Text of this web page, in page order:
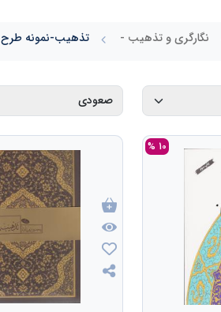
نگارگری و تذهیب - تذهیب-نمونه طرح
10 %